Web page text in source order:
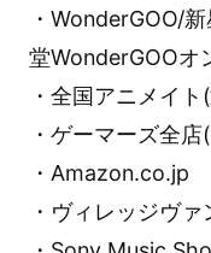
・WonderGOO/
堂WonderGOOオ
・全国アニメイ
・ゲーマーズ全
・Amazon.co.jp
・ヴィレッジヴァ